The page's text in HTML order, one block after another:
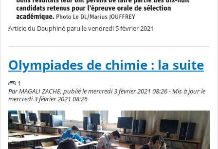
Article du Dauphiné paru le vendredi 5 février 2021
Olympiades de chimie : la suite
1
Par MAGALI ZACHE, publié le mercredi 3 février 2021 08:26 - Mis à jour le
mercredi 3 février 2021 08:26